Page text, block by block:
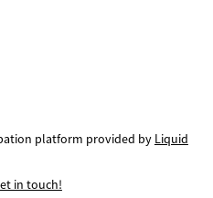
platform provided by Liquid
in touch!